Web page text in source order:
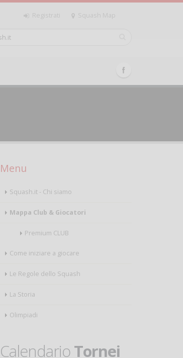
Registrati Squash Map
Menu
Squash.it - Chi siamo
Mappa Club & Giocatori
Premium CLUB
Come iniziare a giocare
Le Regole dello Squash
La Storia
Olimpiadi
CalendarioTornei